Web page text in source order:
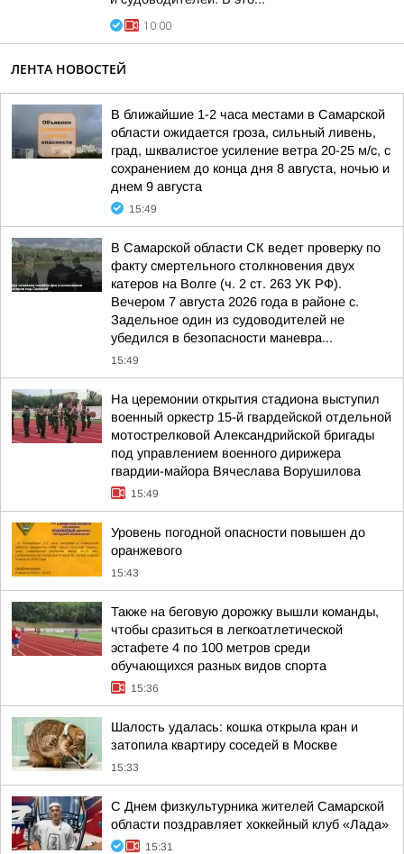
10:00
ЛЕНТА НОВОСТЕЙ
В ближайшие 1-2 часа местами в Самарской
области ожидается гроза, сильный ливень,
град, шквалистое усиление ветра 20-25 м/с, с
сохранением до конца дня 8 августа, ночью и
днем 9 августа
15:49
В Самарской области СК ведет проверку по
факту смертельного столкновения двух
катеров на Волге (ч. 2 ст. 263 УК РФ).
Вечером 7 августа 2026 года в районе с.
Задельное один из судоводителей не
убедился в безопасности маневра...
15:49
На церемонии открытия стадиона выступил
военный оркестр 15-й гвардейской отдельной
мотострелковой Александрийской бригады
под управлением военного дирижера
гвардии-майора Вячеслава Ворушилова
15:49
Уровень погодной опасности повышен до
оранжевого
15:43
Также на беговую дорожку вышли команды,
чтобы сразиться в легкоатлетической
эстафете 4 по 100 метров среди
обучающихся разных видов спорта
15:36
Шалость удалась: кошка открыла кран и
затопила квартиру соседей в Москве
15:33
С Днем физкультурника жителей Самарской
области поздравляет хоккейный клуб «Лада»
15:31